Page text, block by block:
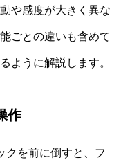
や感度が大きく異な
ごとの違いも含めて
ように解説します。
作
クを前に倒すと、フ